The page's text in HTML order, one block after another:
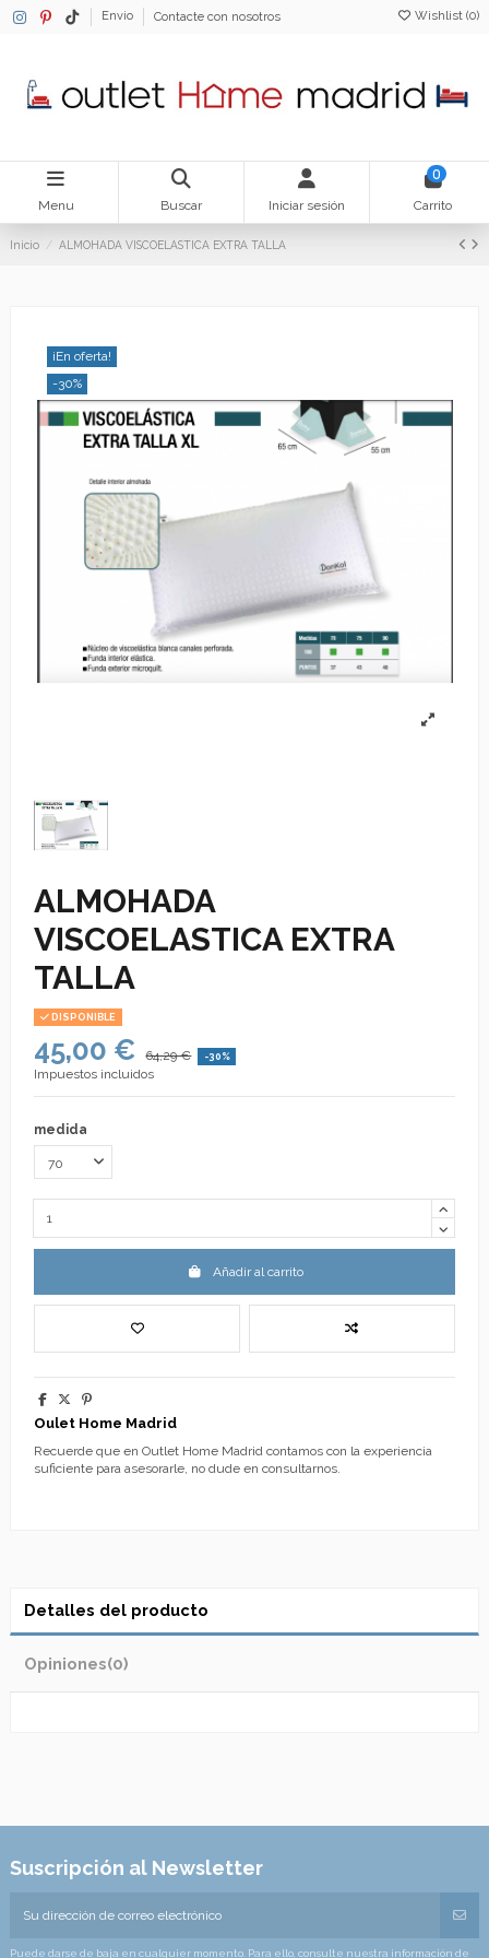
Envio Contacte con nosotros Wishlist (0)
Menu Buscar Iniciar sesión
0
Carrito
Inicio ALMOHADA VISCOELASTICA EXTRA TALLA
¡En oferta!
-30%
ALMOHADA
VISCOELASTICA EXTRA
TALLA
DISPONIBLE
45,00 € 64,29 € -30%
Impuestos incluidos
medida
Añadir al carrito
Oulet Home Madrid
Recuerde que en Outlet Home Madrid contamos con la experiencia
suficiente para asesorarle, no dude en consultarnos.
Detalles del producto
Opiniones(0)
Suscripción al Newsletter
Puede darse de baja en cualquier momento. Para ello, consulte nuestra información de